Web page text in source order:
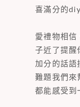
喜滿分的
愛禮物相信
子近了提醒
加分的話語
難題我們來
都能感受到